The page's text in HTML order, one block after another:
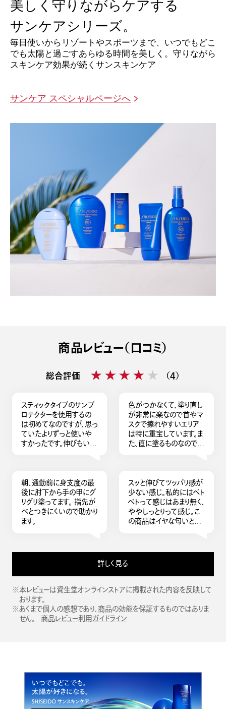
美しく守りながらケアする
サンケアシリーズ。
毎日使いからリゾートやスポーツまで、 いつでもどこ
でも太陽と過ごすあらゆる時間を美しく。 守りながら
スキンケア効果が続くサンスキンケア
サンケア スペシャルページへ >
商品レビュー（口コミ）
総合評価 ★★★★★
★★★★★ （4）
スティックタイプのサンプ
ロテクターを使用するの
は初めてなのですが、思っ
ていたよりずっと使いや
すかったです。伸びもいい
橘系で、独特の匂いもあま
りなく、すごく気に入りまし
た。夏場はこれをリピート
すると思います。
色がつかなくて、塗り直し
が非常に楽なので首やマ
スクで擦れやすいエリア
は特に重宝しています。ま
た、直に塗るものなので摩
サポートとしてスティック
タイプを使用することをオ
ススメします。
朝、通勤前に身支度の最
後に肘下から手の甲にグ
リグリ塗ってます。 指先が
べとつきにくいので助かり
ます。
スッと伸びてツッパリ感が
少ない感じ。私的にはベト
ベトって感じはあまり無く、
ややしっとりって感じ。こ
の商品はイヤな匂いとツ
いに感じます。私はこれを
こ、首（デコルテ含む）に伸
ばして使ってます。とても
て良かったです。
詳しく見る
※本レビューは資生堂オンラインストアに掲載された内容を反映して
おります。
※あくまで個人の感想であり、商品の効能を保証するものではありま
せん。
商品レビュー利用ガイドライン